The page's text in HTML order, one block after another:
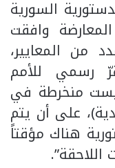
السورية
وافقت
من المعايير،
رسمي للأمم
منخرطة في
على أن يتم
هناك مؤقتاً